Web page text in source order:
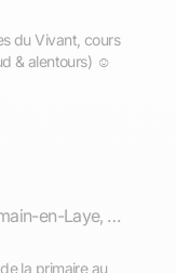
du Vivant, cours
& alentours) ☺️
Agrocampus Saint-Germain-en-Laye, Chambourcy
la primaire au